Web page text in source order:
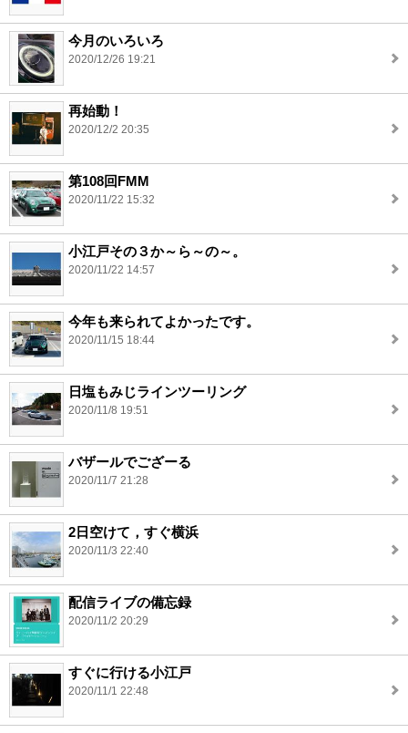
今月のいろいろ
2020/12/26 19:21
再始動！
2020/12/2 20:35
第108回FMM
2020/11/22 15:32
小江戸その３か～ら～の～。
2020/11/22 14:57
今年も来られてよかったです。
2020/11/15 18:44
日塩もみじラインツーリング
2020/11/8 19:51
バザールでござーる
2020/11/7 21:28
2日空けて，すぐ横浜
2020/11/3 22:40
配信ライブの備忘録
2020/11/2 20:29
すぐに行ける小江戸
2020/11/1 22:48